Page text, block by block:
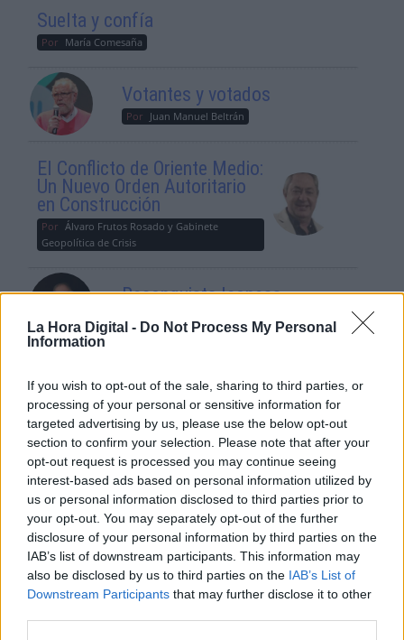
La Hora Digital - Do Not Process My Personal
Information
If you wish to opt-out of the sale, sharing to third parties, or
processing of your personal or sensitive information for
targeted advertising by us, please use the below opt-out
section to confirm your selection. Please note that after your
opt-out request is processed you may continue seeing
interest-based ads based on personal information utilized by
us or personal information disclosed to third parties prior to
your opt-out. You may separately opt-out of the further
disclosure of your personal information by third parties on the
IAB’s list of downstream participants. This information may
also be disclosed by us to third parties on the IAB’s List of
Downstream Participants that may further disclose it to other
Suelta y confía
Por María Comesaña
Votantes y votados
Por Juan Manuel Beltrán
El Conflicto de Oriente Medio:
Un Nuevo Orden Autoritario
en Construcción
Por Álvaro Frutos Rosado y Gabinete
Geopolítica de Crisis
Reconquista leonesa
mi pesadilla
Por María Pérez Herrero
NOTICIAS MAS VISTAS
SALUD,CONSUMO, BIENESTAR